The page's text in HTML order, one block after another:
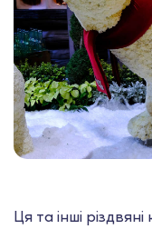
Ця та інші